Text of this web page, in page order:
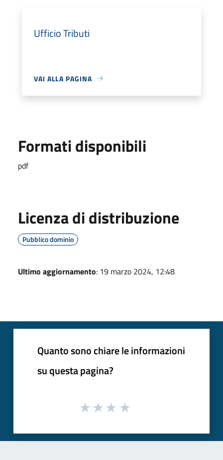
Ufficio Tributi
VAI ALLA PAGINA
Formati disponibili
pdf
Licenza di distribuzione
Pubblico dominio
Ultimo aggiornamento: 19 marzo 2024, 12:48
Quanto sono chiare le informazioni
su questa pagina?